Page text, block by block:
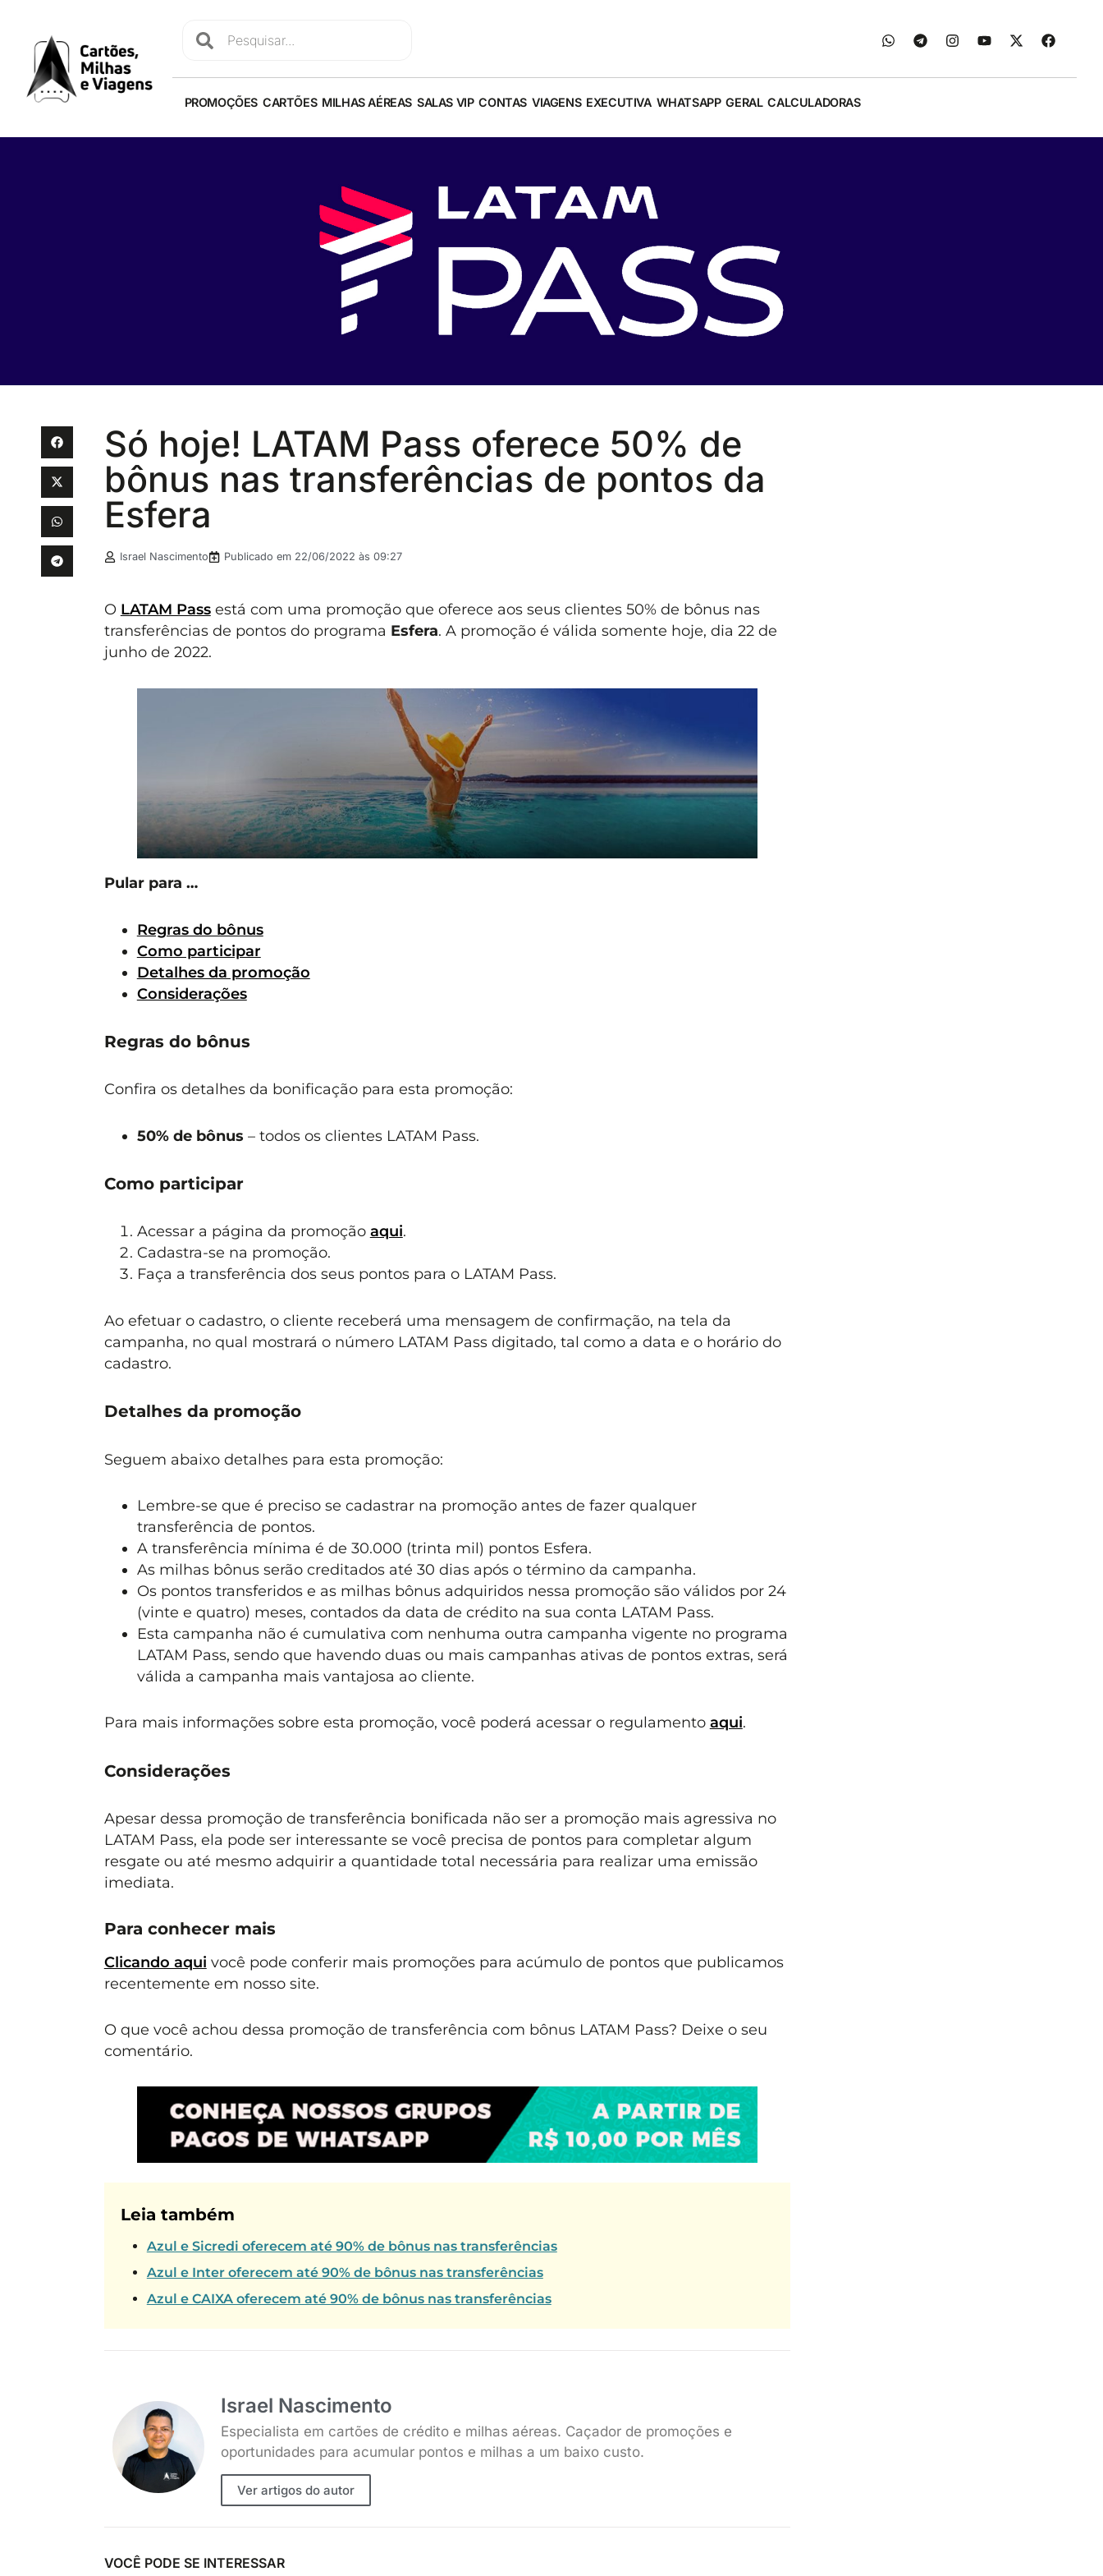
PROMOÇÕES CARTÕES MILHAS AÉREAS SALAS VIP CONTAS VIAGENS EXECUTIVA WHATSAPP GERAL CALCULADORAS
Só hoje! LATAM Pass oferece 50% de
bônus nas transferências de pontos da
Esfera
Israel Nascimento Publicado em 22/06/2022 às 09:27
O LATAM Passestá com uma promoção que oferece aos seus clientes 50% de bônus nas
transferências de pontos do programa Esfera. A promoção é válida somente hoje, dia 22 de
junho de 2022.
Pular para …
Regras do bônus
Como participar
Detalhes da promoção
Considerações
Regras do bônus
Confira os detalhes da bonificação para esta promoção:
50% de bônus – todos os clientes LATAM Pass.
Como participar
Acessar a página da promoção aqui.
Cadastra-se na promoção.
Faça a transferência dos seus pontos para o LATAM Pass.
Ao efetuar o cadastro, o cliente receberá uma mensagem de confirmação, na tela da
campanha, no qual mostrará o número LATAM Pass digitado, tal como a data e o horário do
cadastro.
Detalhes da promoção
Seguem abaixo detalhes para esta promoção:
Lembre-se que é preciso se cadastrar na promoção antes de fazer qualquer
transferência de pontos.
A transferência mínima é de 30.000 (trinta mil) pontos Esfera.
As milhas bônus serão creditados até 30 dias após o término da campanha.
Os pontos transferidos e as milhas bônus adquiridos nessa promoção são válidos por 24
(vinte e quatro) meses, contados da data de crédito na sua conta LATAM Pass.
Esta campanha não é cumulativa com nenhuma outra campanha vigente no programa
LATAM Pass, sendo que havendo duas ou mais campanhas ativas de pontos extras, será
válida a campanha mais vantajosa ao cliente.
Para mais informações sobre esta promoção, você poderá acessar o regulamento aqui.
Considerações
Apesar dessa promoção de transferência bonificada não ser a promoção mais agressiva no
LATAM Pass, ela pode ser interessante se você precisa de pontos para completar algum
resgate ou até mesmo adquirir a quantidade total necessária para realizar uma emissão
imediata.
Para conhecer mais
Clicando aqui você pode conferir mais promoções para acúmulo de pontos que publicamos
recentemente em nosso site.
O que você achou dessa promoção de transferência com bônus LATAM Pass? Deixe o seu
comentário.
Leia também
Azul e Sicredi oferecem até 90% de bônus nas transferências
Azul e Inter oferecem até 90% de bônus nas transferências
Azul e CAIXA oferecem até 90% de bônus nas transferências
Israel Nascimento
Especialista em cartões de crédito e milhas aéreas. Caçador de promoções e
oportunidades para acumular pontos e milhas a um baixo custo.
Ver artigos do autor
VOCÊ PODE SE INTERESSAR